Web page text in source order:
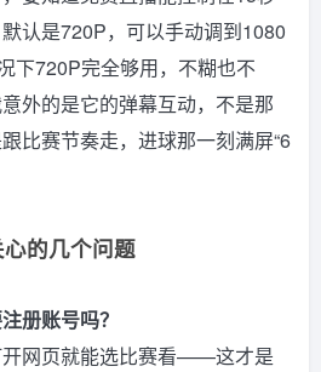
认是720P，可以手动调到1080
下720P完全够用，不糊也不
外的是它的弹幕互动，不是那
比赛节奏走，进球那一刻满屏“6
的几个问题
册账号吗？
网页就能选比赛看——这才是